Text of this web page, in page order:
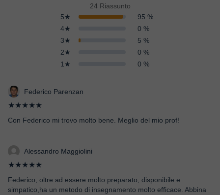
24 Riassunto
5★
95 %
4★
0 %
3★
5 %
2★
0 %
1★
0 %
Federico Parenzan
★★★★★
Con Federico mi trovo molto bene. Meglio del mio prof!
Alessandro Maggiolini
★★★★★
Federico, oltre ad essere molto preparato, disponibile e
simpatico,ha un metodo di insegnamento molto efficace. Abbina